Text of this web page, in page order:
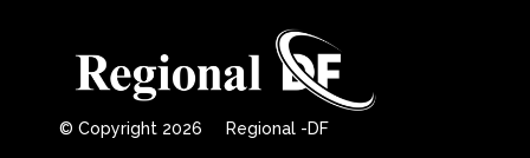
© Copyright 2026 Regional -DF